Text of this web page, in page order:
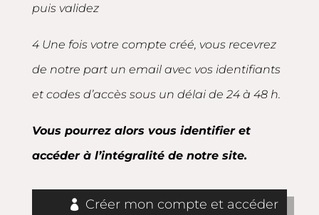
puis validez
4 Une fois votre compte créé, vous recevrez
de notre part un email avec vos identifiants
et codes d’accès sous un délai de 24 à 48 h.
Vous pourrez alors vous identifier et
accéder à l’intégralité de notre site.
Créer mon compte et accéder